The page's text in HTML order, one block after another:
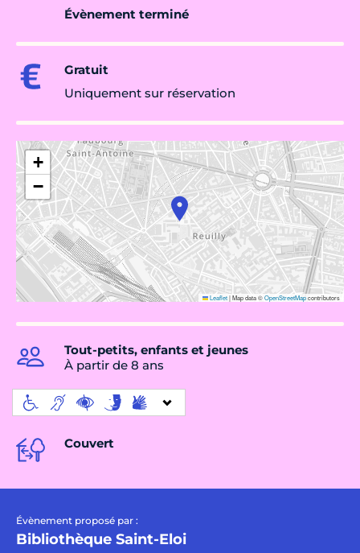
Évènement terminé
Gratuit
Uniquement sur réservation
+
−
Leaflet|Map data ©OpenStreetMapcontributors
Tout-petits, enfants et jeunes
À partir de 8 ans
Couvert
Évènement proposé par :
Bibliothèque Saint-Eloi